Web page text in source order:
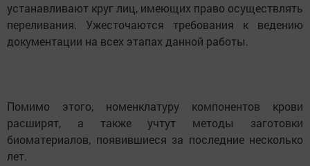
устанавливают круг лиц, имеющих право осуществлять
переливания. Ужесточаются требования к ведению
документации на всех этапах данной работы.
Помимо этого, номенклатуру компонентов крови
расширят, а также учтут методы заготовки
биоматериалов, появившиеся за последние несколько
лет.